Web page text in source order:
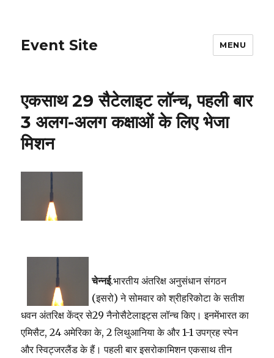
Event Site MENU
एकसाथ 29 सैटेलाइट लॉन्च, पहली बार
3 अलग-अलग कक्षाओं के लिए भेजा
मिशन
चेन्नई.भारतीय अंतरिक्ष अनुसंधान संगठन
(इसरो) ने सोमवार को श्रीहरिकोटा के सतीश
धवन अंतरिक्ष केंद्र से29 नैनोसैटेलाइट्स लॉन्च किए। इनमेंभारत का
एमिसैट, 24 अमेरिका के, 2 लिथुआनिया के और 1-1 उपग्रह स्पेन
और स्विट्जरलैंड के हैं। पहली बार इसरोकामिशन एकसाथ तीन